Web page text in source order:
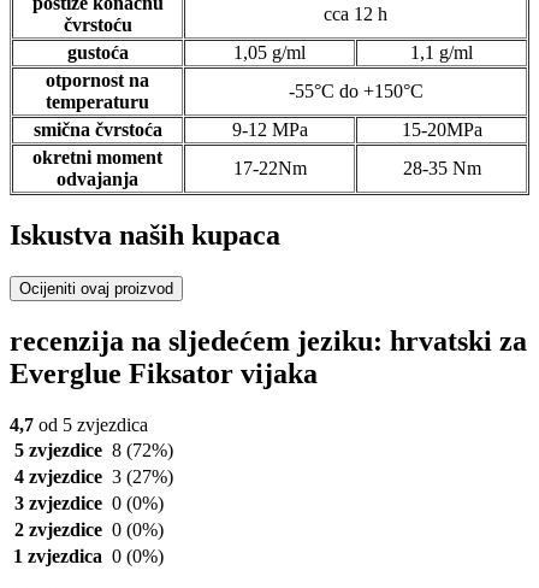
čvrstoću
cca 12 h
gustoća
1,05 g/ml
1,1 g/ml
otpornost na
temperaturu
-55°C do +150°C
smična čvrstoća
9-12 MPa
15-20MPa
okretni moment
odvajanja
17-22Nm 28-35 Nm
Iskustva naših kupaca
Ocijeniti ovaj proizvod
recenzija na sljedećem jeziku: hrvatski za
Everglue Fiksator vijaka
4,7 od 5 zvjezdica
5 zvjezdice 8 (72%)
4 zvjezdice 3 (27%)
3 zvjezdice 0 (0%)
2 zvjezdice 0 (0%)
1 zvjezdica 0 (0%)